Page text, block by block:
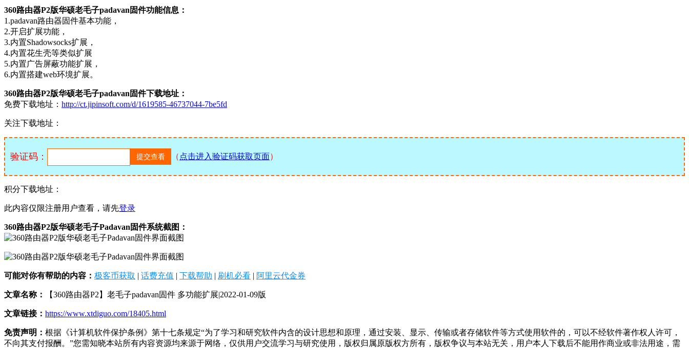
360路由器P2版华硕老毛子padavan固件功能信息：
1.padavan路由器固件基本功能，
2.开启扩展功能，
3.内置Shadowsocks扩展，
4.内置花生壳等类似扩展
5.内置广告屏蔽功能扩展，
6.内置搭建web环境扩展。
360路由器P2版华硕老毛子padavan固件下载地址：
免费下载地址： http://ct.jipinsoft.com/d/1619585-46737044-7be5fd
关注下载地址：
验证码： （ 点击进入验证码获取页面）
积分下载地址：
此内容仅限注册用户查看，请先登录
360路由器P2版华硕老毛子Padavan固件系统截图：
可能对你有帮助的内容： 极客币获取 | 话费充值 | 下载帮助 | 刷机必看 | 阿里云代金券
文章名称： 【360路由器P2】老毛子padavan固件 多功能扩展|2022-01-09版
文章链接： https://www.xtdiguo.com/18405.html
免责声明： 根据《计算机软件保护条例》第十七条规定“为了学习和研究软件内含的设计思想和原理，通过安装、显示、传输或者存储软件等方式使用软件的，可以不经软件著作权人许可，
不向其支付报酬。”您需知晓本站所有内容资源均来源于网络，仅供用户交流学习与研究使用，版权归属原版权方所有，版权争议与本站无关，用户本人下载后不能用作商业或非法用途，需